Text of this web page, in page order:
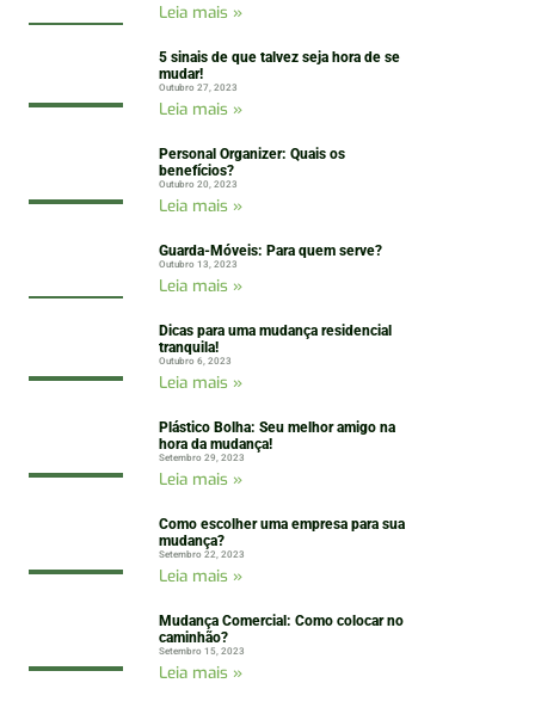
Leia mais »
5 sinais de que talvez seja hora de se
mudar!
Outubro 27, 2023
Leia mais »
Personal Organizer: Quais os
benefícios?
Outubro 20, 2023
Leia mais »
Guarda-Móveis: Para quem serve?
Outubro 13, 2023
Leia mais »
Dicas para uma mudança residencial
tranquila!
Outubro 6, 2023
Leia mais »
Plástico Bolha: Seu melhor amigo na
hora da mudança!
Setembro 29, 2023
Leia mais »
Como escolher uma empresa para sua
mudança?
Setembro 22, 2023
Leia mais »
Mudança Comercial: Como colocar no
caminhão?
Setembro 15, 2023
Leia mais »